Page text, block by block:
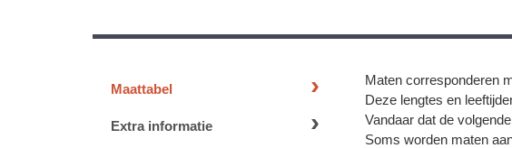
Maattabel
Extra informatie
Maten corresponderen
Deze lengtes en
Vandaar dat de
Soms worden maten